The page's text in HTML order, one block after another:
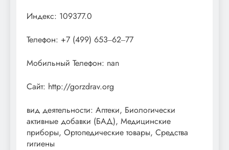
Индекс: 109377.0
Телефон: +7 (499) 653‒62‒77
Мобильный Телефон: nan
Сайт: http://gorzdrav.org
вид деятельности: Аптеки, Биологически
активные добавки (БАД), Медицинские
приборы, Ортопедические товары, Средства
гигиены